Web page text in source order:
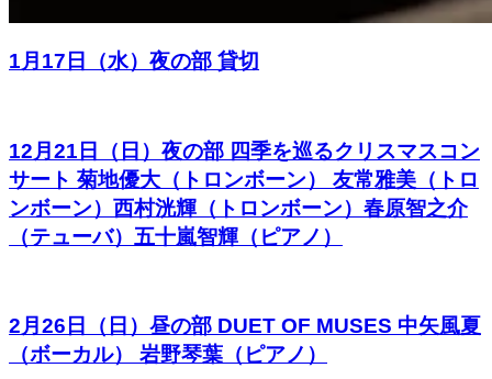
1月17日（水）夜の部 貸切
12月21日（日）夜の部 四季を巡るクリスマスコン
サート 菊地優大（トロンボーン） 友常雅美（トロ
ンボーン）西村洸輝（トロンボーン）春原智之介
（テューバ）五十嵐智輝（ピアノ）
2月26日（日）昼の部 DUET OF MUSES 中矢風夏
（ボーカル） 岩野琴葉（ピアノ）